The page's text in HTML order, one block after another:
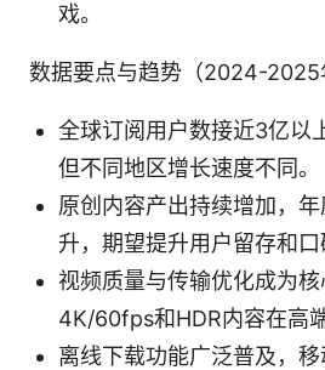
戏。
数据要点与趋势（2024-2025
全球订阅用户数接近3亿以
但不同地区增长速度不同。
原创内容产出持续增加，
升，期望提升用户留存和口
视频质量与传输优化成为核
4K/60fps和HDR内容在高
离线下载功能广泛普及，